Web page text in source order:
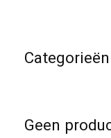
Categorieën
Geen